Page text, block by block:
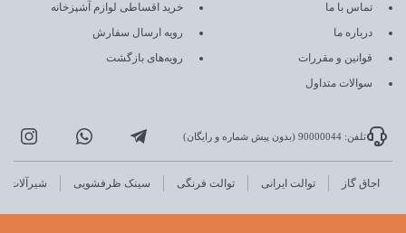
تماس با ما
درباره ما
قوانین و مقررات
سوالات متداول
خرید اقساطی لوازم آشپزخانه
رویه ارسال سفارش
رویه‌های بازگشت
تلفن: 90000044 (بدون پیش شماره و رایگان)
اجاق گاز توالت ایرانی توالت فرنگی سینک ظرفشویی شیرآلات